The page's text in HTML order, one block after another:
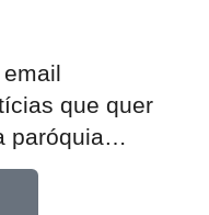
que quer
paróquia…